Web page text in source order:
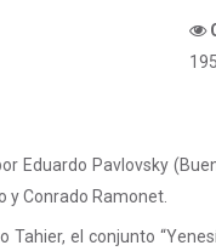
195
Eduardo Pavlovsky
y Conrado Ramonet.
Tahier, el conjunto